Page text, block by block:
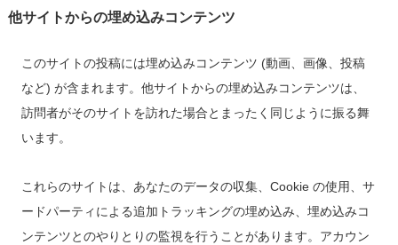
他サイトからの埋め込みコンテンツ
このサイトの投稿には埋め込みコンテンツ (動画、画像、投稿
など) が含まれます。他サイトからの埋め込みコンテンツは、
訪問者がそのサイトを訪れた場合とまったく同じように振る舞
います。
これらのサイトは、あなたのデータの収集、Cookie の使用、サ
ードパーティによる追加トラッキングの埋め込み、埋め込みコ
ンテンツとのやりとりの監視を行うことがあります。アカウン